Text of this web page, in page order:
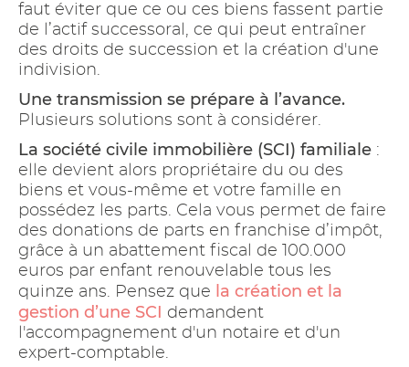
faut éviter que ce ou ces biens fassent partie
de l’actif successoral, ce qui peut entraîner
des droits de succession et la création d'une
indivision.
Une transmission se prépare à l’avance.
Plusieurs solutions sont à considérer.
La société civile immobilière (SCI) familiale :
elle devient alors propriétaire du ou des
biens et vous-même et votre famille en
possédez les parts. Cela vous permet de faire
des donations de parts en franchise d’impôt,
grâce à un abattement fiscal de 100.000
euros par enfant renouvelable tous les
quinze ans. Pensez que la création et la
gestion d’une SCI demandent
l'accompagnement d'un notaire et d'un
expert-comptable.